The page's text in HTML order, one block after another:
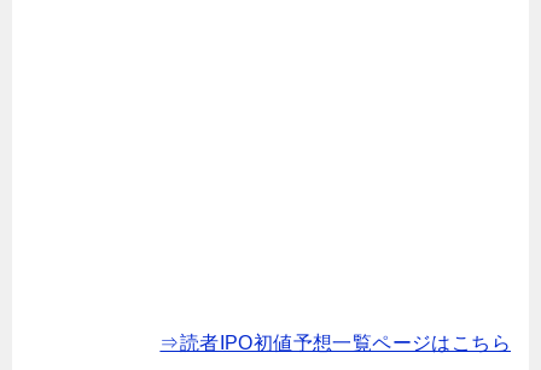
⇒読者IPO初値予想一覧ページはこちら